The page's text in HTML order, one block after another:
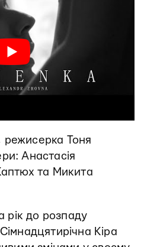
режисерка Тоня
Анастасія
та Микита
рік до розпаду
Кіра